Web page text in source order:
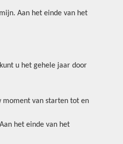
Aan het einde van het
u het gehele jaar door
moment van starten tot en
het einde van het